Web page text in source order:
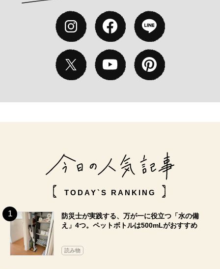
TODAY`S RANKING
防災士が実践する、万が一に役立つ「水の備
え」4つ。ペットボトルは500mLがおすすめ
読み物